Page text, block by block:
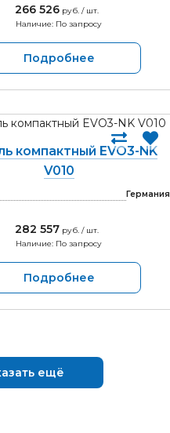
266 526 руб. / шт.
Наличие: По запросу
Подробнее
компактный EVO3-NK
V010
Германия
282 557 руб. / шт.
Наличие: По запросу
Подробнее
ещё